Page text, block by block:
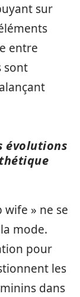
sur
entre
sont
évolutions
wife » ne se
mode.
pour
les
dans